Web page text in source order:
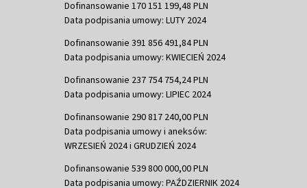
Dofinansowanie 170 151 199,48 PLN
Data podpisania umowy: LUTY 2024
Dofinansowanie 391 856 491,84 PLN
Data podpisania umowy: KWIECIEŃ 2024
Dofinansowanie 237 754 754,24 PLN
Data podpisania umowy: LIPIEC 2024
Dofinansowanie 290 817 240,00 PLN
Data podpisania umowy i aneksów:
WRZESIEŃ 2024 i GRUDZIEŃ 2024
Dofinansowanie 539 800 000,00 PLN
Data podpisania umowy: PAŹDZIERNIK 2024